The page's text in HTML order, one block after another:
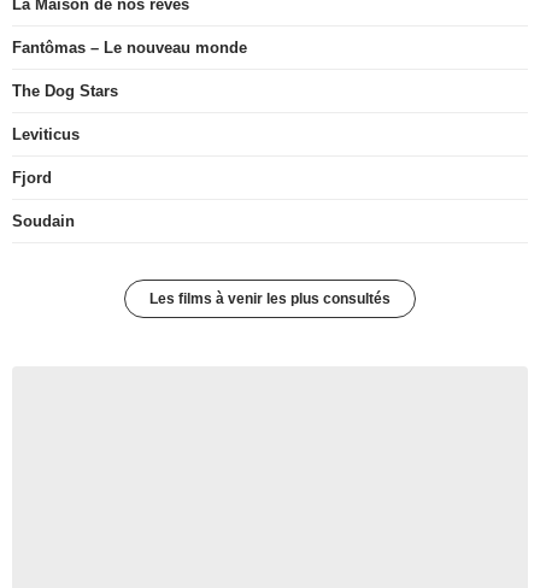
La Maison de nos rêves
Fantômas – Le nouveau monde
The Dog Stars
Leviticus
Fjord
Soudain
Les films à venir les plus consultés